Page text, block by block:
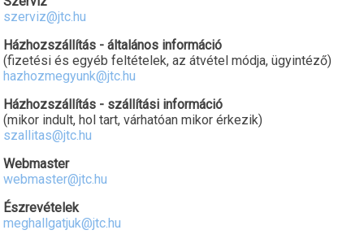
szerviz@jtc.hu
Házhozszállítás - általános információ
(fizetési és egyéb feltételek, az átvétel módja, ügyintéző)
hazhozmegyunk@jtc.hu
Házhozszállítás - szállítási információ
(mikor indult, hol tart, várhatóan mikor érkezik)
szallitas@jtc.hu
Webmaster
webmaster@jtc.hu
Észrevételek
meghallgatjuk@jtc.hu